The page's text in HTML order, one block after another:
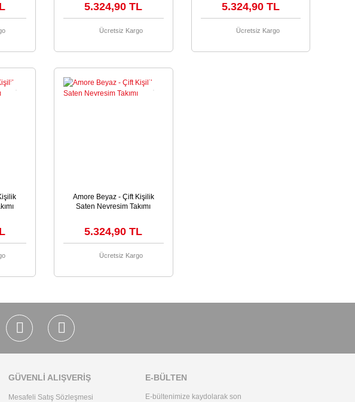
5.324,90 TL
Ücretsiz Kargo
5.324,90 TL
Ücretsiz Kargo
Amore Beyaz - Çift Kişilik
Saten Nevresim Takımı
5.324,90 TL
Ücretsiz Kargo
GÜVENLİ ALIŞVERİŞ
Mesafeli Satış Sözleşmesi
E-BÜLTEN
E-bültenimize kaydolarak son